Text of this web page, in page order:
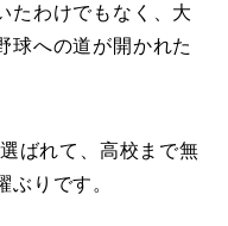
たわけでもなく、大
球への道が開かれた
ばれて、高校まで無
ぶりです。